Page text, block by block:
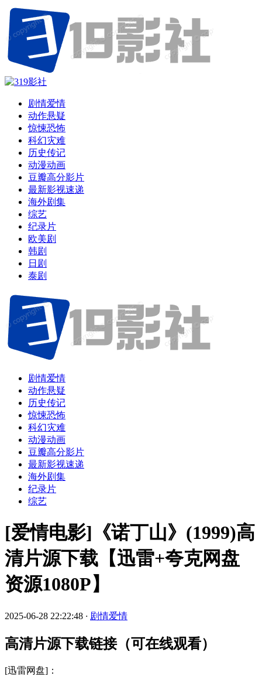
剧情爱情
动作悬疑
惊悚恐怖
科幻灾难
历史传记
动漫动画
豆瓣高分影片
最新影视速递
海外剧集
综艺
纪录片
欧美剧
韩剧
日剧
泰剧
剧情爱情
动作悬疑
历史传记
惊悚恐怖
科幻灾难
动漫动画
豆瓣高分影片
最新影视速递
海外剧集
纪录片
综艺
[爱情电影]《诺丁山》(1999)高
清片源下载【迅雷+夸克网盘
资源1080P】
2025-06-28 22:22:48 · 剧情爱情
高清片源下载链接（可在线观看）
[迅雷网盘]：